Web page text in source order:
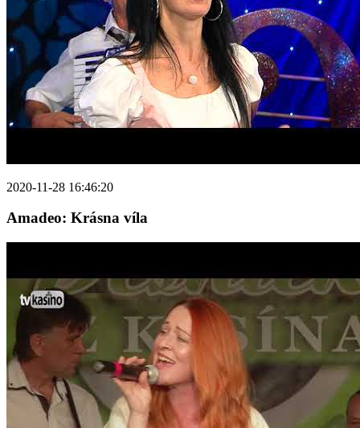
2020-11-28 16:46:20
Amadeo: Krásna víla